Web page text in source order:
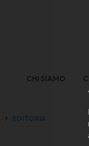
CHI SIAMO
EDITORIA